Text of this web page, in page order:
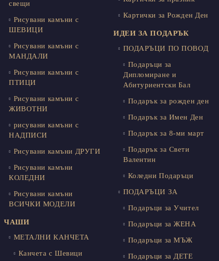
свещи
Рисувани камъни с
ШЕВИЦИ
Рисувани камъни с
МАНДАЛИ
Рисувани камъни с
ПТИЦИ
Рисувани камъни с
ЖИВОТНИ
рисувани камъни с
НАДПИСИ
Рисувани камъни ДРУГИ
Рисувани камъни
КОЛЕДНИ
Рисувани камъни
ВСИЧКИ МОДЕЛИ
ЧАШИ
МЕТАЛНИ КАНЧЕТА
Канчета с Шевици
Картички за Рожден Ден
ИДЕИ ЗА ПОДАРЪК
ПОДАРЪЦИ ПО ПОВОД
Подаръци за
Дипломиране и
Абитуриентски Бал
Подарък за рожден ден
Подарък за Имен Ден
Подарък за 8-ми март
Подарък за Свети
Валентин
Коледни Подаръци
ПОДАРЪЦИ ЗА
Подаръци за Учител
Подаръци за ЖЕНА
Подаръци за МЪЖ
Подаръци за ДЕТЕ